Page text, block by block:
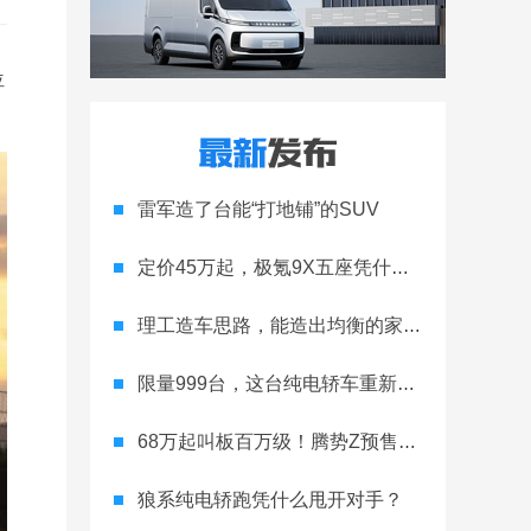
雷军造了台能“打地铺”的SUV
定价45万起，极氪9X五座凭什么领跑高端
理工造车思路，能造出均衡的家用轿跑吗
限量999台，这台纯电轿车重新定义运动家用
68万起叫板百万级！腾势Z预售开启
狼系纯电轿跑凭什么甩开对手？